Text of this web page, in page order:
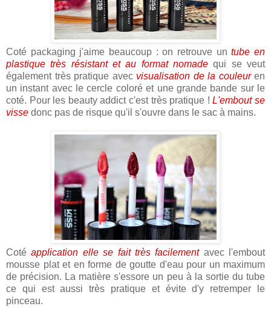
Coté packaging j'aime beaucoup : on retrouve untube en
plastique très résistant et au format nomadequi se veut
également très pratique avec visualisation de la couleur en
un instant avec le cercle coloré et une grande bande sur le
coté. Pour les beauty addict c'est très pratique !L'embout se
visse donc pas de risque qu'il s'ouvre dans le sac à mains.
Cotéapplication elle se fait très facilement avec l'embout
mousse plat et en forme de goutte d'eau pour un maximum
de précision. La matière s'essore un peu à la sortie du tube
ce qui est aussi très pratique et évite d'y retremper le
pinceau.